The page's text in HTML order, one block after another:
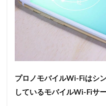
3.1
プロ
Fiのデ
ット
3.2
プロノモバイルWi-Fiはシ
しているモバイルWi-Fiサ